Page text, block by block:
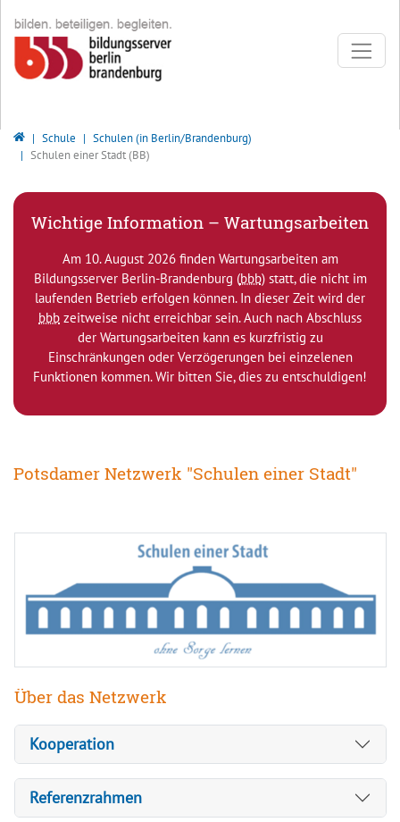
Bildungsserver Berlin - Brandenburg
Schule
Schulen (in Berlin/Brandenburg)
Schulen einer Stadt (BB)
Wichtige Information – Wartungsarbeiten
Am 10. August 2026 finden Wartungsarbeiten am
Bildungsserver Berlin-Brandenburg (bbb) statt, die nicht im
laufenden Betrieb erfolgen können. In dieser Zeit wird der
bbb zeitweise nicht erreichbar sein. Auch nach Abschluss
der Wartungsarbeiten kann es kurzfristig zu
Einschränkungen oder Verzögerungen bei einzelenen
Funktionen kommen. Wir bitten Sie, dies zu entschuldigen!
Potsdamer Netzwerk "Schulen einer Stadt"
Über das Netzwerk
Kooperation
Referenzrahmen